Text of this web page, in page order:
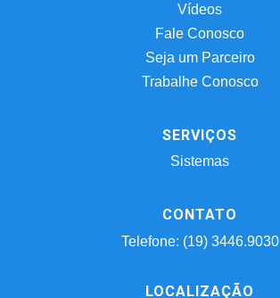
Vídeos
Fale Conosco
Seja um Parceiro
Trabalhe Conosco
SERVIÇOS
Sistemas
CONTATO
Telefone: (19) 3446.9030
LOCALIZAÇÃO